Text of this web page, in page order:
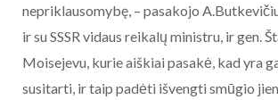
nepriklausomybę, – pasakojo
ir su SSSR vidaus reikalų ministru, ir gen.
Moisejevu, kurie aiškiai pasakė, kad yra
susitarti, ir taip padėti išvengti smūgio